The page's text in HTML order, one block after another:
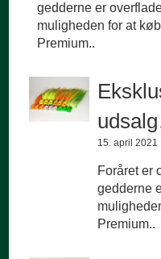
gedderne er
muligheden for at
Premium..
15. april 2021
Foråret er
gedderne
Premium..